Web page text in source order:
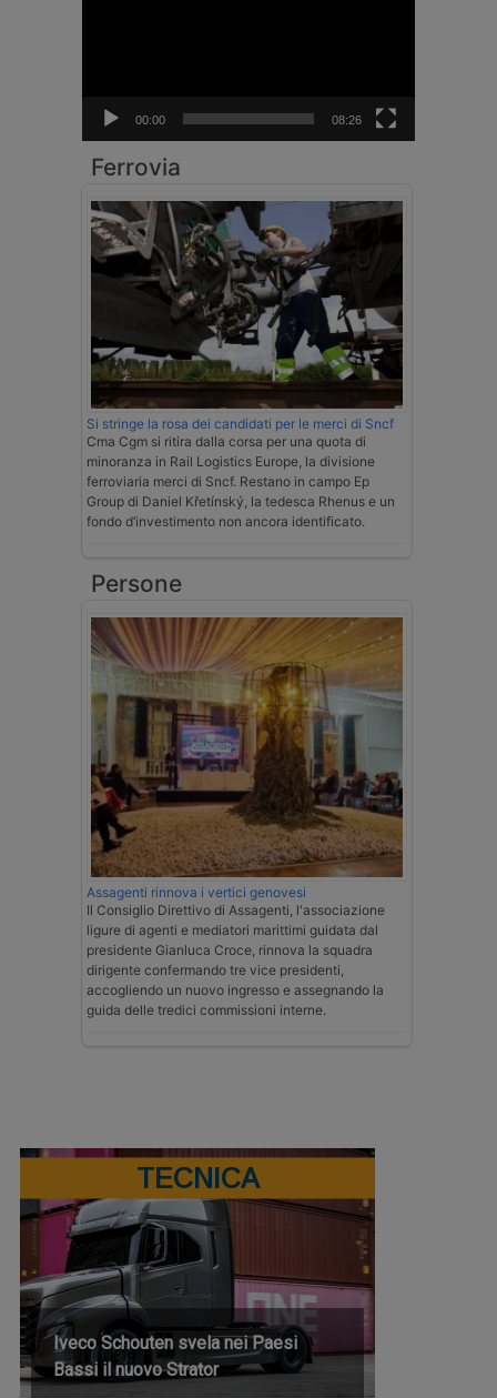
00:00 08:26
Ferrovia
Si stringe la rosa dei candidati per le merci di Sncf
Cma Cgm si ritira dalla corsa per una quota di
minoranza in Rail Logistics Europe, la divisione
ferroviaria merci di Sncf. Restano in campo Ep
Group di Daniel Křetínský, la tedesca Rhenus e un
fondo d’investimento non ancora identificato.
Persone
Assagenti rinnova i vertici genovesi
Il Consiglio Direttivo di Assagenti, l'associazione
ligure di agenti e mediatori marittimi guidata dal
presidente Gianluca Croce, rinnova la squadra
dirigente confermando tre vice presidenti,
accogliendo un nuovo ingresso e assegnando la
guida delle tredici commissioni interne.
TECNICA
Iveco Schouten svela nei Paesi
Bassi il nuovo Strator